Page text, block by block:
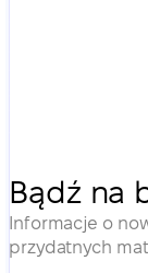
Bądź na
Informacje o
przydatnych